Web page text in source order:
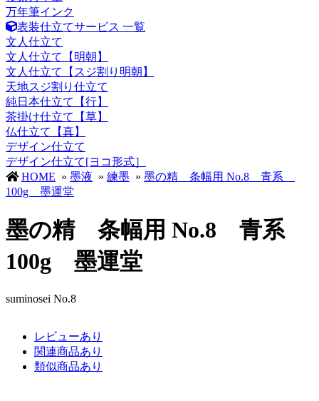
万年筆インク
表装仕立てサービス 一覧
文人仕立て
文人仕立て【明朝】
文人仕立て【スジ割り明朝】
天地スジ割り仕立て
純日本仕立て【行】
茶掛け仕立て【草】
仏仕立て【真】
デザイン仕立て
デザイン仕立て[ヨコ形式］
HOME » 墨液 » 練墨 » 墨の精 条幅用 No.8 青系
100g 墨運堂
墨の精 条幅用 No.8 青系
100g 墨運堂
suminosei No.8
レビューあり
関連商品あり
類似商品あり